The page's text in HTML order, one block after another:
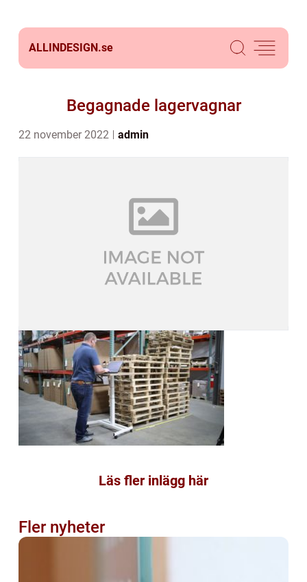
ALLINDESIGN.se
Begagnade lagervagnar
22 november 2022 admin
Läs fler inlägg här
Fler nyheter